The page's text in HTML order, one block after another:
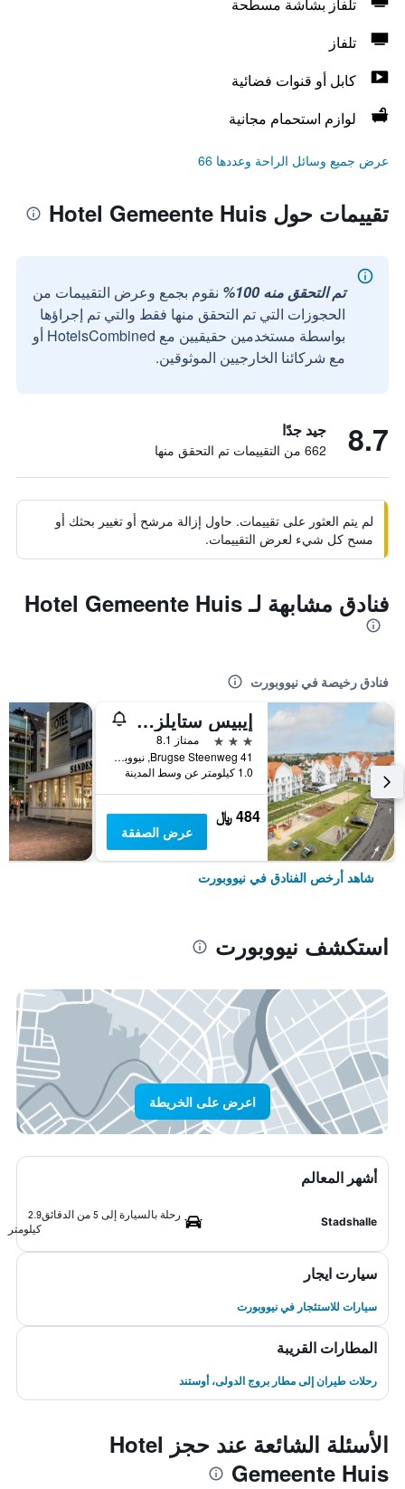
تلفاز
كابل أو قنوات فضائية
لوازم استحمام مجانية
عرض جميع وسائل الراحة وعددها 66
تقييمات حول Hotel Gemeente Huis
تم التحقق منه 100%
نقوم بجمع وعرض التقييمات من
الحجوزات التي تم التحقق منها فقط والتي تم إجراؤها
بواسطة مستخدمين حقيقيين مع HotelsCombined أو
مع شركائنا الخارجيين الموثوقين.
8.7 جيد جدًا
662 من التقييمات تم التحقق منها
لم يتم العثور على تقييمات. حاول إزالة مرشح أو تغيير بحثك أو
مسح كل شيء لعرض التقييمات.
فنادق مشابهة لـ Hotel Gemeente Huis
فنادق رخيصة في نيووبورت
إيبيس ستايلز نيوبورت
3 نجوم
ممتاز 8.1
Brugse Steenweg 41, نيووبورت, بلجيكا
1.0 كيلومتر عن وسط المدينة
484 ﷼
عرض الصفقة
شاهد أرخص الفنادق في نيووبورت
استكشف نيووبورت
اعرض على الخريطة
أشهر المعالم
Stadshalle
رحلة بالسيارة إلى 5 من الدقائق
2.9
كيلومتر
سيارت ايجار
سيارات للاستئجار في نيووبورت
المطارات القريبة
رحلات طيران إلى مطار بروج الدولى، أوستند
الأسئلة الشائعة عند حجز Hotel
Gemeente Huis